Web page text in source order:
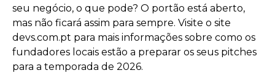
seu negócio, o que pode? O portão está aberto,
mas não ficará assim para sempre. Visite o site
devs.com.pt para mais informações sobre como os
fundadores locais estão a preparar os seus pitches
para a temporada de 2026.